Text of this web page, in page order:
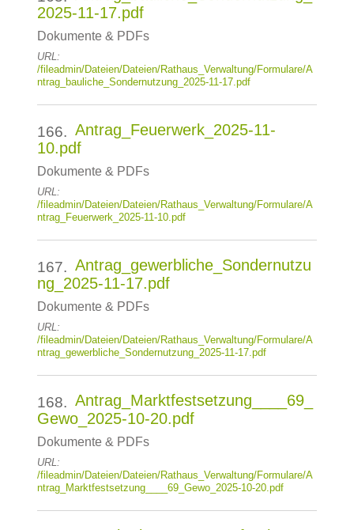
2025-11-17.pdf
Dokumente & PDFs
URL:
/fileadmin/Dateien/Dateien/Rathaus_Verwaltung/Formulare/A
ntrag_bauliche_Sondernutzung_2025-11-17.pdf
166. Antrag_Feuerwerk_2025-11-
10.pdf
Dokumente & PDFs
URL:
/fileadmin/Dateien/Dateien/Rathaus_Verwaltung/Formulare/A
ntrag_Feuerwerk_2025-11-10.pdf
167. Antrag_gewerbliche_Sondernutzu
ng_2025-11-17.pdf
Dokumente & PDFs
URL:
/fileadmin/Dateien/Dateien/Rathaus_Verwaltung/Formulare/A
ntrag_gewerbliche_Sondernutzung_2025-11-17.pdf
168. Antrag_Marktfestsetzung____69_
Gewo_2025-10-20.pdf
Dokumente & PDFs
URL:
/fileadmin/Dateien/Dateien/Rathaus_Verwaltung/Formulare/A
ntrag_Marktfestsetzung____69_Gewo_2025-10-20.pdf